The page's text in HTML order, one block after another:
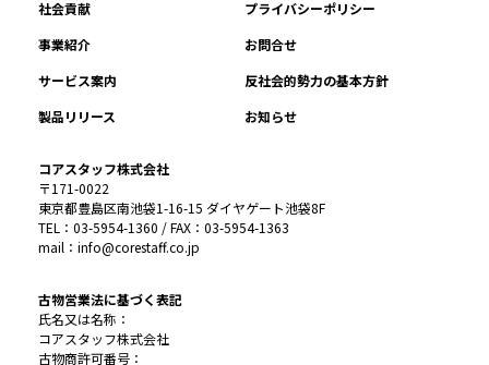
社会貢献
プライバシーポリシー
事業紹介
お問合せ
サービス案内
反社会的勢力の基本方針
製品リリース
お知らせ
コアスタッフ株式会社
〒171-0022
東京都豊島区南池袋1-16-15 ダイヤゲート池袋8F
TEL：03-5954-1360 / FAX：03-5954-1363
mail：info@corestaff.co.jp
古物営業法に基づく表記
氏名又は名称：
コアスタッフ株式会社
古物商許可番号：